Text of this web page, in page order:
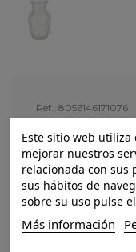
Ref.: 8056146171076
VIDRIO
Este sitio web utiliza
mejorar nuestros
relacionada con sus
sus hábitos de
sobre su uso pulse
Más información